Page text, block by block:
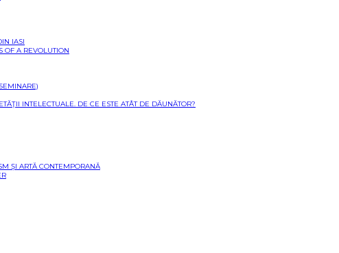
IASI
OF A REVOLUTION
INTELECTUALE. DE CE ESTE ATÂT DE DĂUNĂTOR?
ȘI ARTĂ CONTEMPORANĂ